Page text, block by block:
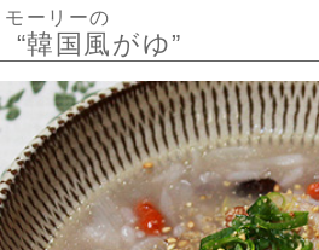
モーリーの
“韓国風がゆ”